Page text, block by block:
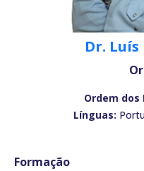
Dr.
Ordem dos
Línguas:
Formação